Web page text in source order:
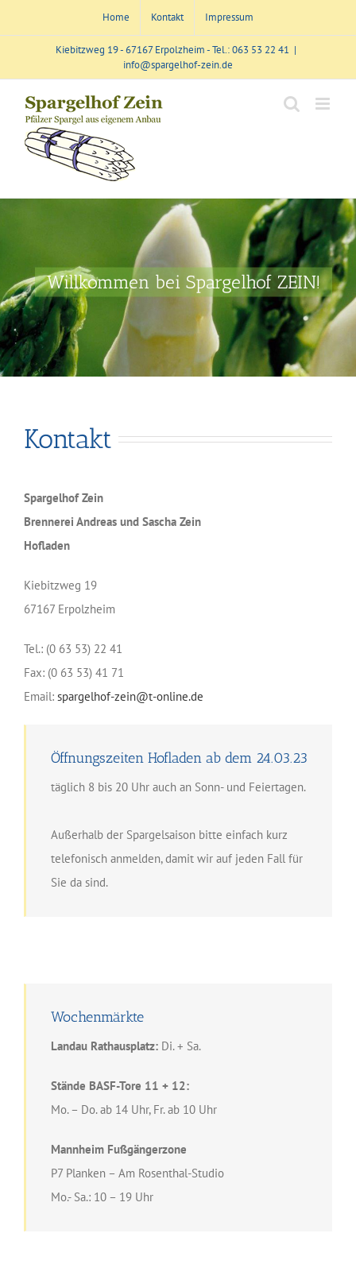
to
Home Kontakt Impressum
Kiebitzweg 19 - 67167 Erpolzheim - Tel.: 063 53 22 41 |
info@spargelhof-zein.de
Willkommen bei Spargelhof ZEIN!
Kontakt
Spargelhof Zein
Brennerei Andreas und Sascha Zein
Hofladen
Kiebitzweg 19
67167 Erpolzheim
Tel.: (0 63 53) 22 41
Fax: (0 63 53) 41 71
Email: spargelhof-zein@t-online.de
Öffnungszeiten Hofladen ab dem 24.03.23
täglich 8 bis 20 Uhr auch an Sonn- und Feiertagen.
Außerhalb der Spargelsaison bitte einfach kurz
telefonisch anmelden, damit wir auf jeden Fall für
Sie da sind.
Wochenmärkte
Landau Rathausplatz: Di. + Sa.
Stände BASF-Tore 11 + 12:
Mo. – Do. ab 14 Uhr, Fr. ab 10 Uhr
Mannheim Fußgängerzone
P7 Planken – Am Rosenthal-Studio
Mo.- Sa.: 10 – 19 Uhr